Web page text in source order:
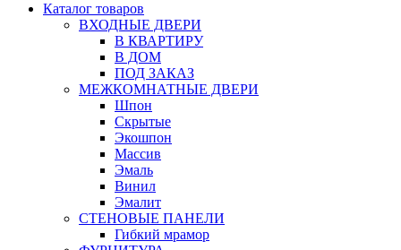
Каталог товаров
ВХОДНЫЕ ДВЕРИ
В КВАРТИРУ
В ДОМ
ПОД ЗАКАЗ
МЕЖКОМНАТНЫЕ ДВЕРИ
Шпон
Скрытые
Экошпон
Массив
Эмаль
Винил
Эмалит
СТЕНОВЫЕ ПАНЕЛИ
Гибкий мрамор